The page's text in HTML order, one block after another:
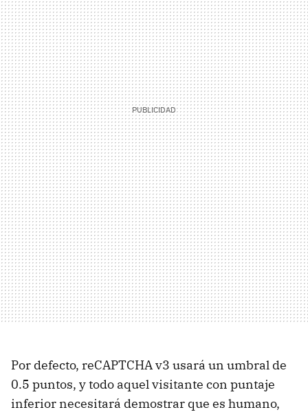
Por defecto, reCAPTCHA v3 usará un umbral de
0.5 puntos, y todo aquel visitante con puntaje
inferior necesitará demostrar que es humano,